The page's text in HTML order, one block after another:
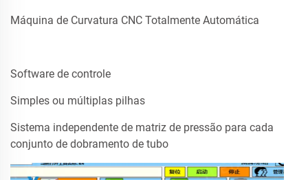
Máquina de Curvatura CNC Totalmente Automática
Software de controle
Simples ou múltiplas pilhas
Sistema independente de matriz de pressão para cada
conjunto de dobramento de tubo